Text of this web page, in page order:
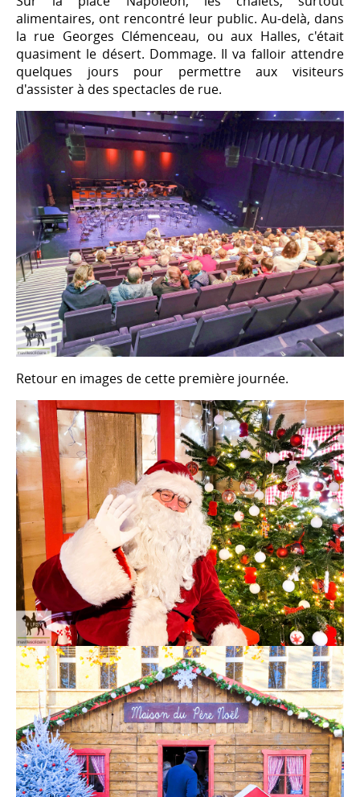
alimentaires, ont rencontré leur public. Au-delà, dans
la rue Georges Clémenceau, ou aux Halles, c'était
quasiment le désert. Dommage. Il va falloir attendre
quelques jours pour permettre aux visiteurs
d'assister à des spectacles de rue.
Retour en images de cette première journée.